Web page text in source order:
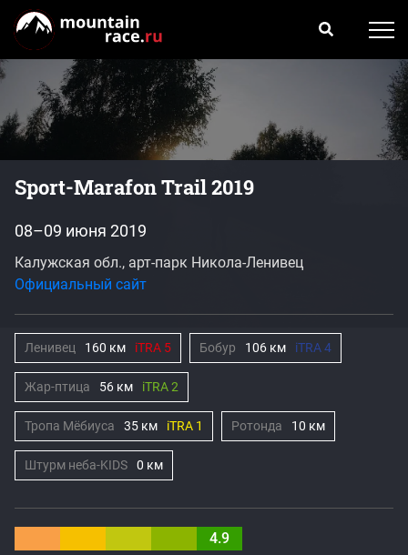
Sport-Marafon Trail 2019
4.9
08–09 июня 2019
Калужская обл., арт-парк Никола-Ленивец
Официальный сайт
Ленивец 160 км iTRA 5 Бобур 106 км iTRA 4
Жар-птица 56 км iTRA 2
Тропа Мёбиуса 35 км iTRA 1 Ротонда 10 км
Штурм неба-KIDS 0 км